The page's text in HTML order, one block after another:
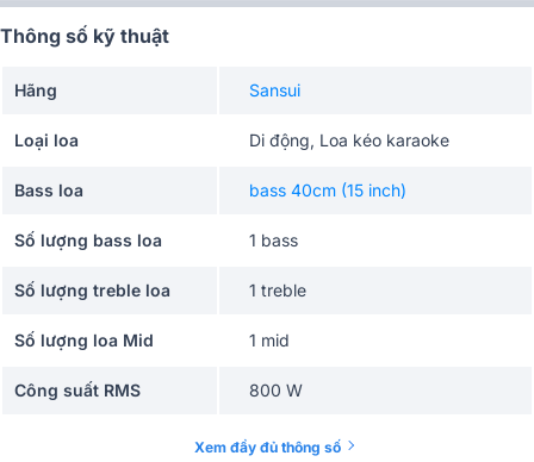
Thông số kỹ thuật
Hãng Sansui
Loại loa Di động, Loa kéo karaoke
Bass loa bass 40cm (15 inch)
Số lượng bass loa 1 bass
Số lượng treble loa 1 treble
Số lượng loa Mid 1 mid
Công suất RMS 800 W
Pin
Xem đầy đủ thông số